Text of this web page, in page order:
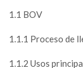
1.1 BOV
1.1.1 Proceso de
1.1.2 Usos